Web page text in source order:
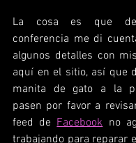
La cosa es que
conferencia me di
algunos detalles con
aquí en el sitio, así que
manita de gato a la
pasen por favor a
feed de Facebook no
trabajando para reparar